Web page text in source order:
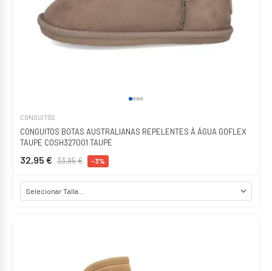
CONGUITOS
CONGUITOS BOTAS AUSTRALIANAS REPELENTES À ÁGUA GOFLEX
TAUPE COSH327001 TAUPE
32,95 € 33,95 € -3%